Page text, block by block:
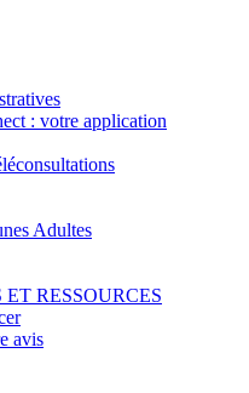
: votre application
Adultes
RESSOURCES
avis